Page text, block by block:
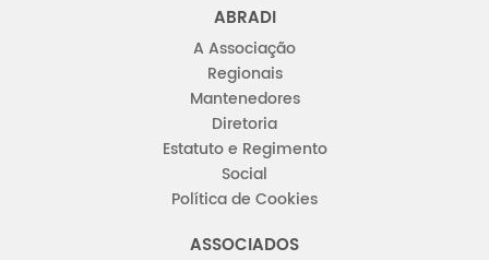
ABRADI
A Associação
Regionais
Mantenedores
Diretoria
Estatuto e Regimento
Social
Política de Cookies
ASSOCIADOS